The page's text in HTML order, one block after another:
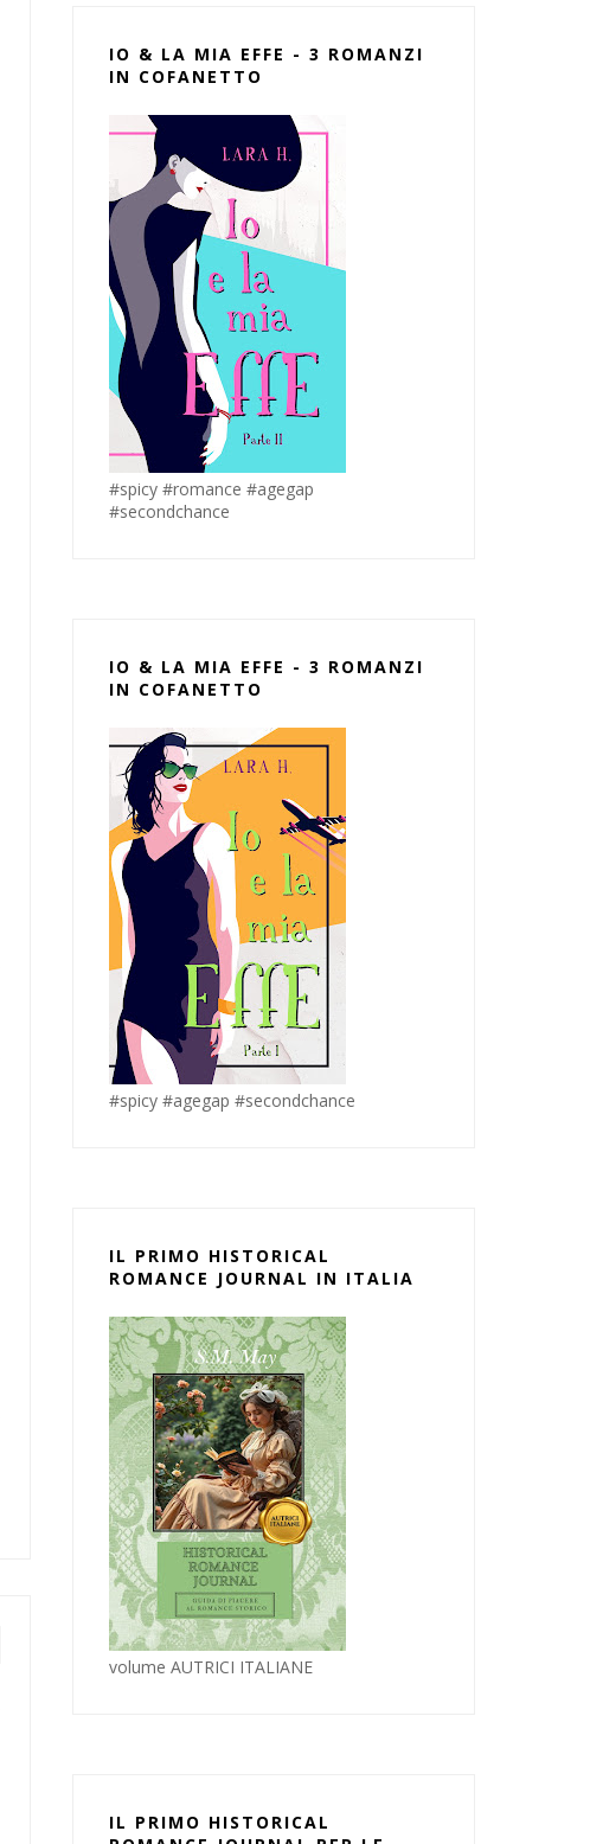
IO & LA MIA EFFE - 3 ROMANZI
IN COFANETTO
#spicy #romance #agegap
#secondchance
IO & LA MIA EFFE - 3 ROMANZI
IN COFANETTO
#spicy #agegap #secondchance
IL PRIMO HISTORICAL
ROMANCE JOURNAL IN ITALIA
volume AUTRICI ITALIANE
IL PRIMO HISTORICAL